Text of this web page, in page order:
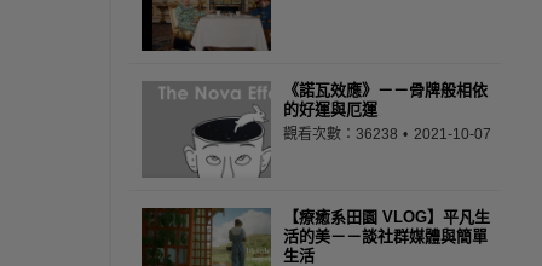
《諾瓦效應》－－骨牌般相依
的好運與厄運
觀看次數：36238 2021-10-07
【療癒系田園 VLOG】平凡生
活的美－－談社群媒體與簡單
生活